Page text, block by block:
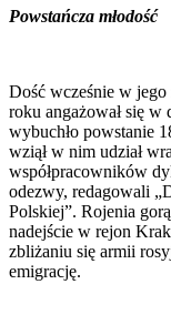
Powstańcza młodość
Dość wcześnie w jego
roku angażował się w
wybuchło powstanie
wziął w nim udział
współpracowników
odezwy, redagowali
Polskiej”. Rojenia
nadejście w rejon
zbliżaniu się armii
emigrację.